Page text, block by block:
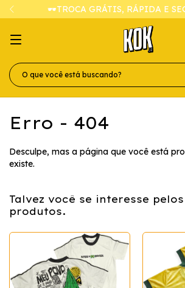
🕶️TROCA GRÁTIS, RÁPIDA E
Erro - 404
Desculpe, mas a página que você está
existe.
Talvez você se interesse
produtos.